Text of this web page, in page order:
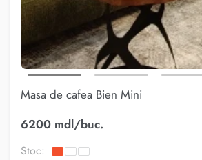
Masa de cafea Bien Mini
6200 mdl/buc.
Stoc: